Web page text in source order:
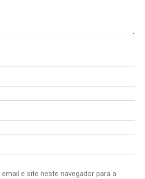
e site neste navegador para a